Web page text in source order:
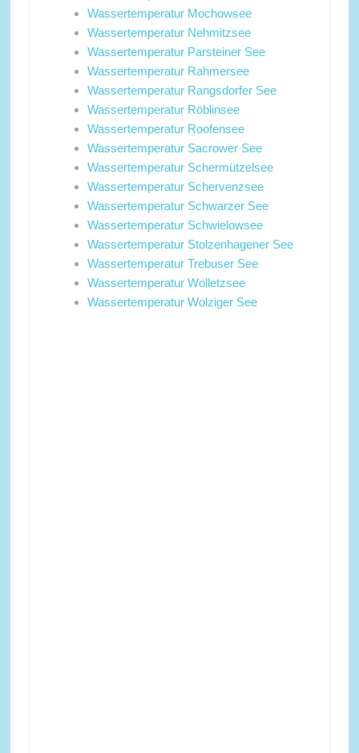
Wassertemperatur Mochowsee
Wassertemperatur Nehmitzsee
Wassertemperatur Parsteiner See
Wassertemperatur Rahmersee
Wassertemperatur Rangsdorfer See
Wassertemperatur Röblinsee
Wassertemperatur Roofensee
Wassertemperatur Sacrower See
Wassertemperatur Schermützelsee
Wassertemperatur Schervenzsee
Wassertemperatur Schwarzer See
Wassertemperatur Schwielowsee
Wassertemperatur Stolzenhagener See
Wassertemperatur Trebuser See
Wassertemperatur Wolletzsee
Wassertemperatur Wolziger See